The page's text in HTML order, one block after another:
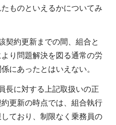
ものといえるかについてみ
約更新までの間、組合と
り問題解決を図る通常の労
にあったとはいえない。
に対する上記取扱いの正
更新の時点では、組合執行
ており、制限なく乗務員の